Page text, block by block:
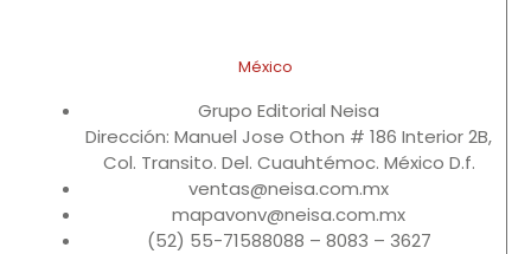
México
Grupo Editorial Neisa
Dirección: Manuel Jose Othon # 186 Interior 2B,
Col. Transito. Del. Cuauhtémoc. México D.f.
ventas@neisa.com.mx
mapavonv@neisa.com.mx
(52) 55-71588088 – 8083 – 3627